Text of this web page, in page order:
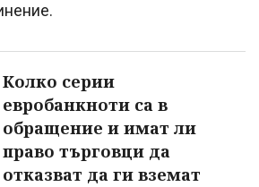
Колко серии
евробанкноти са в
обращение и имат ли
право търговци да
отказват да ги вземат